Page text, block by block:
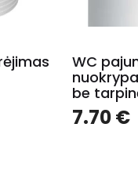
WC
be
7.70€